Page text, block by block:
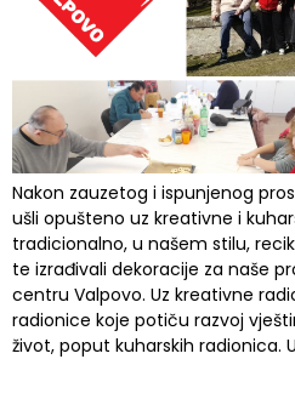
Nakon zauzetog i ispunjenog
ušli opušteno uz kreativne i
tradicionalno, u našem stilu,
te izrađivali dekoracije za naše
centru Valpovo. Uz kreativne
radionice koje potiču razvoj
život, poput kuharskih radionica.